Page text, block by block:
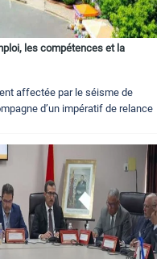
les compétences et la
affectée par le séisme de
d’un impératif de relance